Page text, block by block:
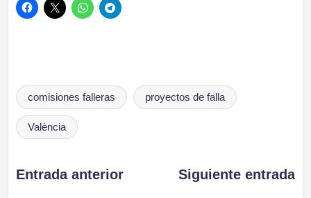
Etiquetas:
comisiones falleras proyectos de falla
València
Navegación
Entrada anterior Siguiente entrada